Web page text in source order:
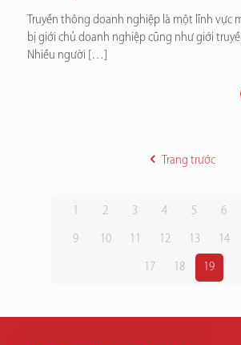
Truyền thông doanh nghiệp là một lĩnh vực
bị giới chủ doanh nghiệp cũng như giới
Nhiều người […]
Trang trước
1 2 3 4 5 6
9 10 11 12 13 14
17 18 19